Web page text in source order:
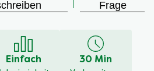
Frage
Einfach 30 Min